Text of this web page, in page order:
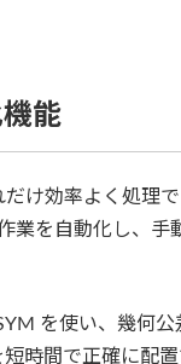
能
け効率よく処理
業を自動化し、手
を使い、幾何公
時間で正確に配